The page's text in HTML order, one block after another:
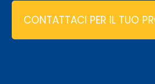
CONTATTACI PER IL TUO